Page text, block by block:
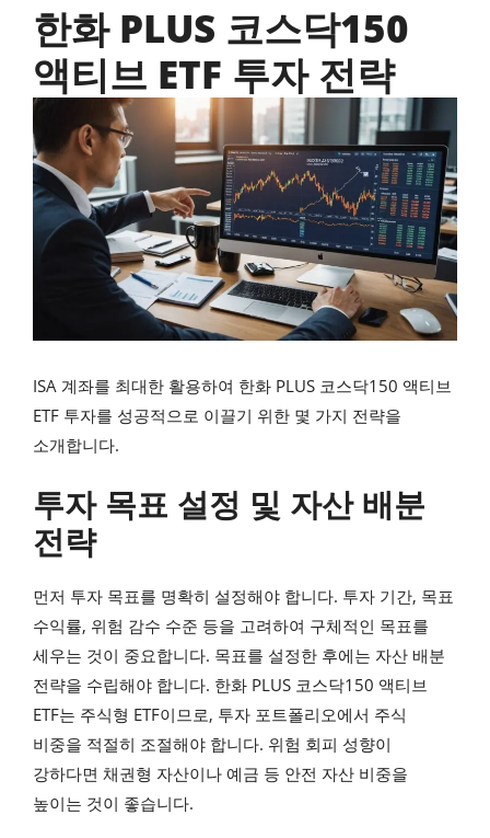
한화 PLUS 코스닥150
액티브 ETF 투자 전략
ISA 계좌를 최대한 활용하여 한화 PLUS 코스닥150 액티브
ETF 투자를 성공적으로 이끌기 위한 몇 가지 전략을
소개합니다.
투자 목표 설정 및 자산 배분
전략
먼저 투자 목표를 명확히 설정해야 합니다. 투자 기간, 목표
수익률, 위험 감수 수준 등을 고려하여 구체적인 목표를
세우는 것이 중요합니다. 목표를 설정한 후에는 자산 배분
전략을 수립해야 합니다. 한화 PLUS 코스닥150 액티브
ETF는 주식형 ETF이므로, 투자 포트폴리오에서 주식
비중을 적절히 조절해야 합니다. 위험 회피 성향이
강하다면 채권형 자산이나 예금 등 안전 자산 비중을
높이는 것이 좋습니다.